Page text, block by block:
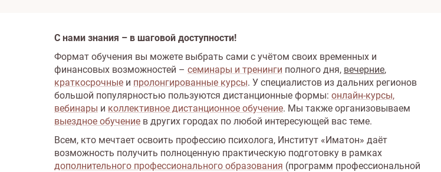
С нами знания – в шаговой доступности!
Формат обучения вы можете выбрать сами с учётом своих временных и
финансовых возможностей – семинары и тренинги полного дня, вечерние,
краткосрочные и пролонгированные курсы. У специалистов из дальних регионов
большой популярностью пользуются дистанционные формы: онлайн-курсы,
вебинары и коллективное дистанционное обучение. Мы также организовываем
выездное обучение в других городах по любой интересующей вас теме.
Всем, кто мечтает освоить профессию психолога, Институт «Иматон» даёт
возможность получить полноценную практическую подготовку в рамках
дополнительного профессионального образования (программ профессиональной